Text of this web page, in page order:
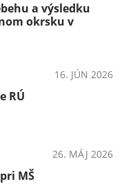
a výsledku
okrsku v
16. JÚN 2026
RÚ
26. MÁJ 2026
MŠ